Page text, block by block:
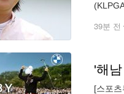
39분 전
'해
[스포